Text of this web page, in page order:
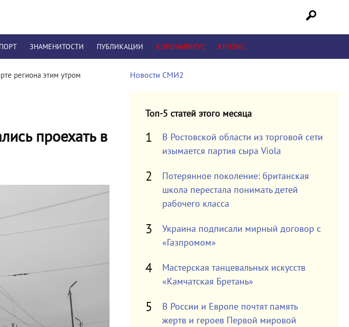
ЗНАМЕНИТОСТИ ПУБЛИКАЦИИ КОРОНАВИРУС КРИЗИС
региона этим утром
проехать в
Новости СМИ2
Топ-5 статей этого месяца
В Ростовской области из торговой сети
изымается партия сыра Viola
Потерянное поколение: британская
школа перестала понимать детей
рабочего класса
Украина подписали мирный договор с
«Газпромом»
Мастерская танцевальных искусств
«Камчатская Бретань»
В России и Европе почтят память
жертв и героев Первой мировой